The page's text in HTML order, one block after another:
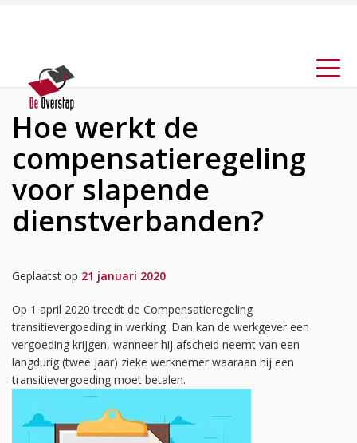
Hoe werkt de
compensatieregeling
voor slapende
dienstverbanden?
Geplaatst op 21 januari 2020
Op 1 april 2020 treedt de Compensatieregeling
transitievergoeding in werking. Dan kan de werkgever een
vergoeding krijgen, wanneer hij afscheid neemt van een
langdurig (twee jaar) zieke werknemer waaraan hij een
transitievergoeding moet betalen.